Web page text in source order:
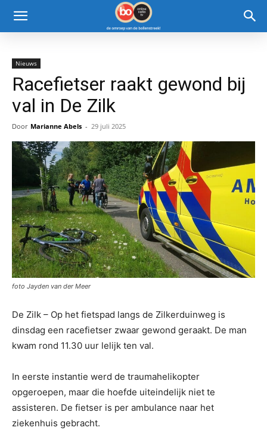
Nieuws
Racefietser raakt gewond bij
val in De Zilk
Door Marianne Abels - 29 juli 2025
foto Jayden van der Meer
De Zilk – Op het fietspad langs de Zilkerduinweg is
dinsdag een racefietser zwaar gewond geraakt. De man
kwam rond 11.30 uur lelijk ten val.
In eerste instantie werd de traumahelikopter
opgeroepen, maar die hoefde uiteindelijk niet te
assisteren. De fietser is per ambulance naar het
ziekenhuis gebracht.